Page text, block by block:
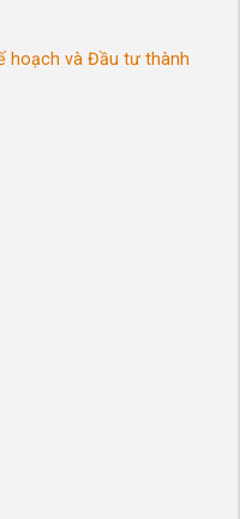
hoạch và Đầu tư thành